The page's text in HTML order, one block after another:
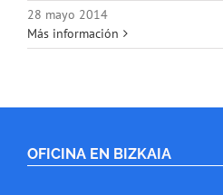
28 mayo 2014
Más información
OFICINA EN BIZKAIA